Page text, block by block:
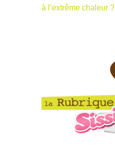
à l’extrême chaleur ?